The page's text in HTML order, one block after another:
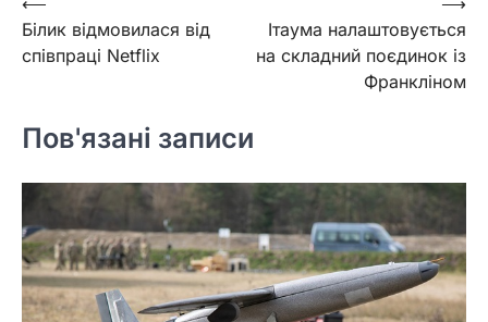
Навігація
записів
Білик відмовилася від
співпраці Netflix
Ітаума налаштовується
на складний поєдинок із
Франкліном
Пов'язані записи